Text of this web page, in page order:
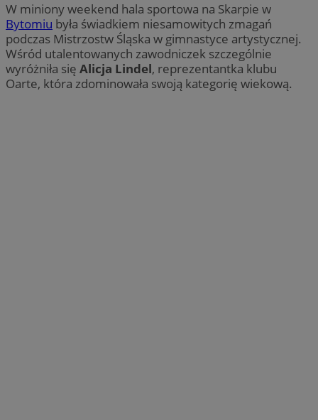
W miniony weekend hala sportowa na Skarpie w
Bytomiu była świadkiem niesamowitych zmagań
podczas Mistrzostw Śląska w gimnastyce artystycznej.
Wśród utalentowanych zawodniczek szczególnie
wyróżniła się Alicja Lindel, reprezentantka klubu
Oarte, która zdominowała swoją kategorię wiekową.